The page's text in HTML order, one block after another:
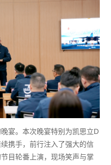
宴。本次晚宴特别为凯思立D
携手，前行注入了强大的信
目轮番上演，现场笑声与掌